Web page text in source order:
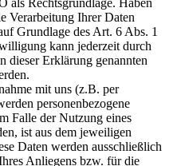
als Rechtsgrundlage. Haben
Verarbeitung Ihrer Daten
Grundlage des Art. 6 Abs. 1
kann jederzeit durch
dieser Erklärung genannten
mit uns (z.B. per
personenbezogene
Falle der Nutzung eines
ist aus dem jeweiligen
Daten werden ausschließlich
Anliegens bzw. für die